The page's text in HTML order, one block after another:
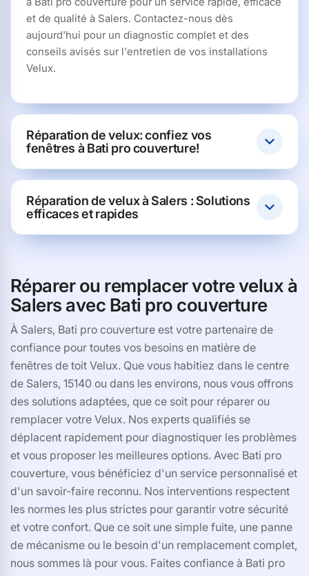
et de qualité à Salers. Contactez-nous dès
aujourd'hui pour un diagnostic complet et des
conseils avisés sur l'entretien de vos installations
Velux.
Réparation de velux: confiez vos
fenêtres à Bati pro couverture!
Réparation de velux à Salers : Solutions
efficaces et rapides
Réparer ou remplacer votre velux à
Salers avec Bati pro couverture
À Salers, Bati pro couverture est votre partenaire de
confiance pour toutes vos besoins en matière de
fenêtres de toit Velux. Que vous habitiez dans le centre
de Salers, 15140 ou dans les environs, nous vous offrons
des solutions adaptées, que ce soit pour réparer ou
remplacer votre Velux. Nos experts qualifiés se
déplacent rapidement pour diagnostiquer les problèmes
et vous proposer les meilleures options. Avec Bati pro
couverture, vous bénéficiez d'un service personnalisé et
d'un savoir-faire reconnu. Nos interventions respectent
les normes les plus strictes pour garantir votre sécurité
et votre confort. Que ce soit une simple fuite, une panne
de mécanisme ou le besoin d'un remplacement complet,
nous sommes là pour vous. Faites confiance à Bati pro